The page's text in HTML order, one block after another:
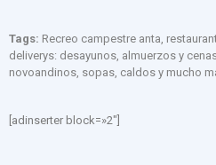
Tags: Recreo campestre anta,
deliverys: desayunos, almuerzos y
novoandinos, sopas, caldos y mucho
[adinserter block=»2″]